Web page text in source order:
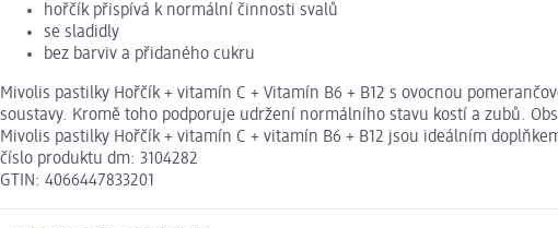
hořčík přispívá k normální činnosti svalů
se sladidly
bez barviv a přidaného cukru
Mivolis pastilky Hořčík + vitamín C + Vitamín B6 + B12 s ovocnou
soustavy. Kromě toho podporuje udržení normálního stavu kostí a zubů.
Mivolis pastilky Hořčík + vitamín C + vitamín B6 + B12 jsou ideálním
číslo produktu dm: 3104282
GTIN: 4066447833201